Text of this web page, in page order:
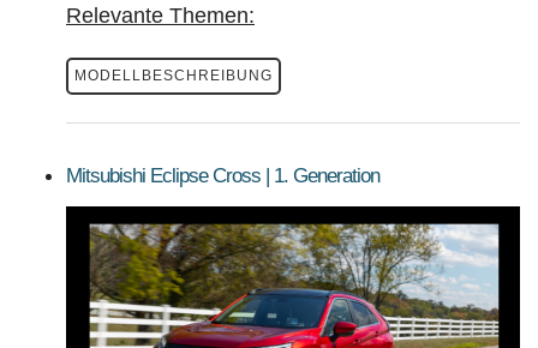
Relevante Themen:
MODELLBESCHREIBUNG
Mitsubishi Eclipse Cross | 1. Generation